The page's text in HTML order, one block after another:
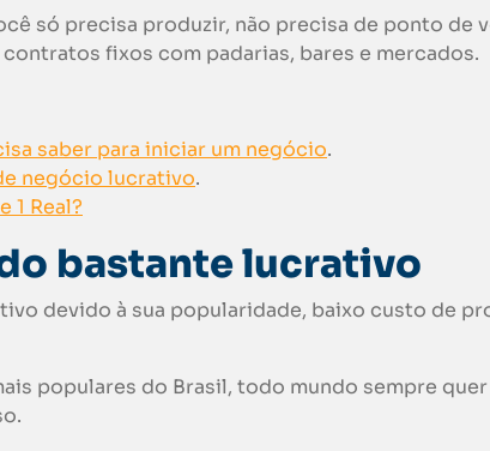
só precisa produzir, não precisa de ponto de
fixos com padarias, bares e mercados.
saber para iniciar um negócio.
negócio lucrativo.
1 Real?
bastante lucrativo
devido à sua popularidade, baixo custo de
populares do Brasil, todo mundo sempre quer